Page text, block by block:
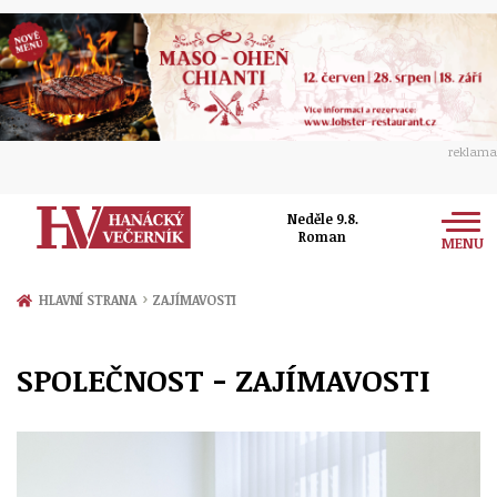
reklama
Neděle 9.8.
Roman
MENU
Zprávy
Politika
Kultura
Společnost
HLAVNÍ STRANA › ZAJÍMAVOSTI
SPOLEČNOST - ZAJÍMAVOSTI